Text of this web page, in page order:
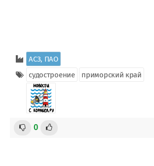
АСЗ, ПАО
судостроение
приморский край
0